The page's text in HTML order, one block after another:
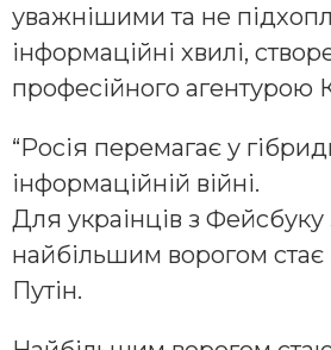
уважнішими та не
інформаційні хвилі,
професійного агентурою
“Росія перемагає у
інформаційній війні.
Для украінців з Фейсбуку
найбільшим ворогом стає
Путін.